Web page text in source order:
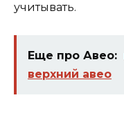
учитывать.
Еще про Авео:
верхний авео